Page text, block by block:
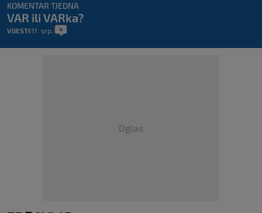
KOMENTAR TJEDNA
VAR ili VARka?
VIJESTI 11. srp. 4
Oglas